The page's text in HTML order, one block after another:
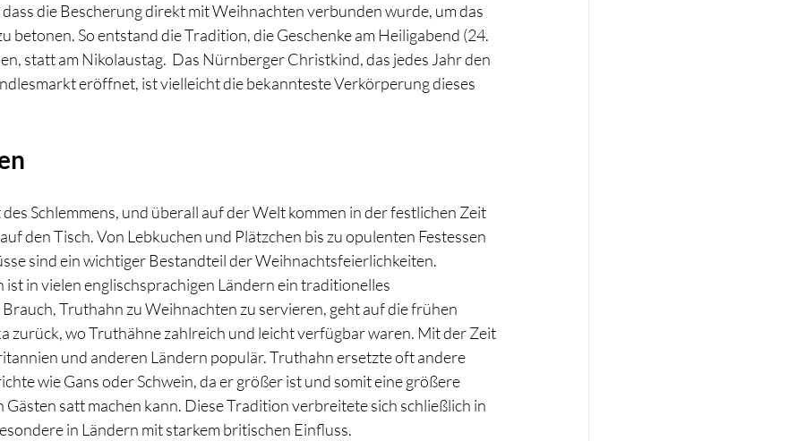
die Bescherung direkt mit Weihnachten verbunden wurde, um das
betonen. So entstand die Tradition, die Geschenke am Heiligabend (24.
statt am Nikolaustag.  Das Nürnberger Christkind, das jedes Jahr den
eröffnet, ist vielleicht die bekannteste Verkörperung dieses
Schlemmens, und überall auf der Welt kommen in der festlichen Zeit
den Tisch. Von Lebkuchen und Plätzchen bis zu opulenten Festessen
sind ein wichtiger Bestandteil der Weihnachtsfeierlichkeiten.
ist in vielen englischsprachigen Ländern ein traditionelles
Truthahn zu Weihnachten zu servieren, geht auf die frühen
zurück, wo Truthähne zahlreich und leicht verfügbar waren. Mit der Zeit
und anderen Ländern populär. Truthahn ersetzte oft andere
wie Gans oder Schwein, da er größer ist und somit eine größere
Gästen satt machen kann. Diese Tradition verbreitete sich schließlich in
in Ländern mit starkem britischen Einfluss.